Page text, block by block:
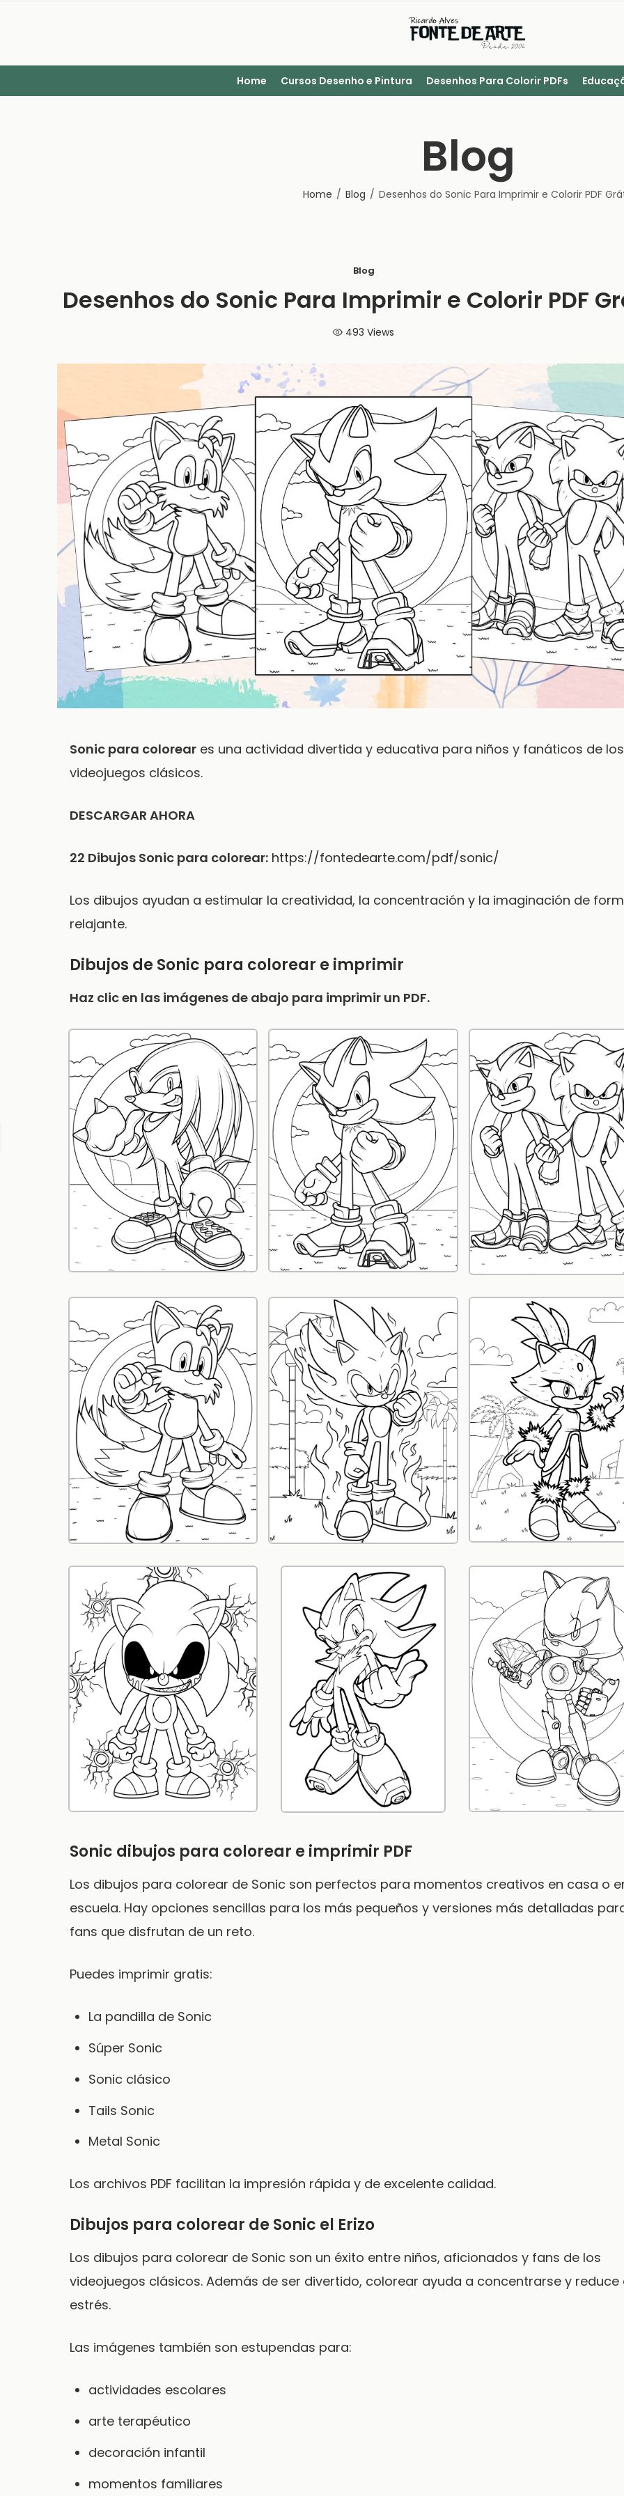
Home Cursos Desenho e Pintura Desenhos Para Colorir PDFs
Blog
Home Blog Desenhos do Sonic Para Imprimir e Colorir PDF
Blog
Desenhos do Sonic Para Imprimir e Colorir PDF
493 Views
Sonic para colorear es una actividad divertida y educativa para niños y fanáticos de los
videojuegos clásicos.
DESCARGAR AHORA
22 Dibujos Sonic para colorear: https://fontedearte.com/pdf/sonic/
Los dibujos ayudan a estimular la creatividad, la concentración y la imaginación de
relajante.
Dibujos de Sonic para colorear e imprimir
Haz clic en las imágenes de abajo para imprimir un PDF.
Sonic dibujos para colorear e imprimir PDF
Los dibujos para colorear de Sonic son perfectos para momentos creativos en casa o
escuela. Hay opciones sencillas para los más pequeños y versiones más detalladas
fans que disfrutan de un reto.
Puedes imprimir gratis:
La pandilla de Sonic
Súper Sonic
Sonic clásico
Tails Sonic
Metal Sonic
Los archivos PDF facilitan la impresión rápida y de excelente calidad.
Dibujos para colorear de Sonic el Erizo
Los dibujos para colorear de Sonic son un éxito entre niños, aficionados y fans de los
videojuegos clásicos. Además de ser divertido, colorear ayuda a concentrarse y reduce
estrés.
Las imágenes también son estupendas para:
actividades escolares
arte terapéutico
decoración infantil
momentos familiares